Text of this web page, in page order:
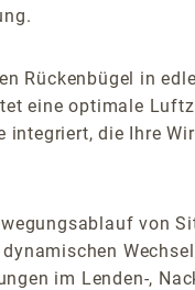
Rückenbügel in
eine optimale
die Ihre
von
im Lenden-,